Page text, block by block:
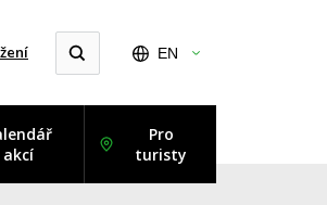
EN
akcí
Pro
turisty